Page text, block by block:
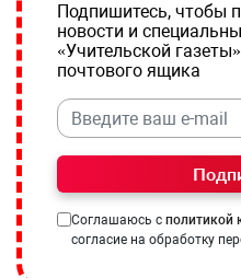
Подпишитесь, чтобы
новости и
«Учительской
почтового ящика
Соглашаюсь с политикой
согласие на обработку